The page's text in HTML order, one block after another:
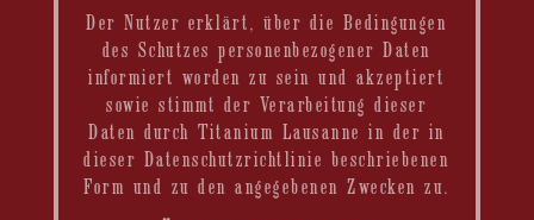
Der Nutzer erklärt, über die Bedingungen
des Schutzes personenbezogener Daten
informiert worden zu sein und akzeptiert
sowie stimmt der Verarbeitung dieser
Daten durch Titanium Lausanne in der in
dieser Datenschutzrichtlinie beschriebenen
Form und zu den angegebenen Zwecken zu.